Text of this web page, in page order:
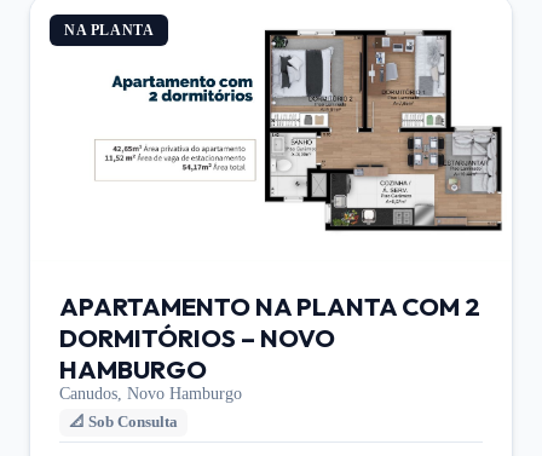
NA PLANTA
APARTAMENTO NA PLANTA COM 2
DORMITÓRIOS – NOVO
HAMBURGO
Canudos, Novo Hamburgo
📐 Sob Consulta